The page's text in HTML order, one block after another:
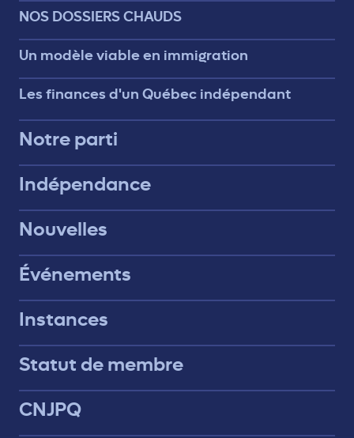
NOS DOSSIERS CHAUDS
Un modèle viable en immigration
Les finances d'un Québec indépendant
Notre parti
Indépendance
Nouvelles
Événements
Instances
Statut de membre
CNJPQ